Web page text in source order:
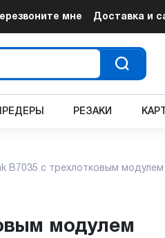
мне Доставка и
РЕЗАКИ
B7035 с трехлотковым модулем
модулем